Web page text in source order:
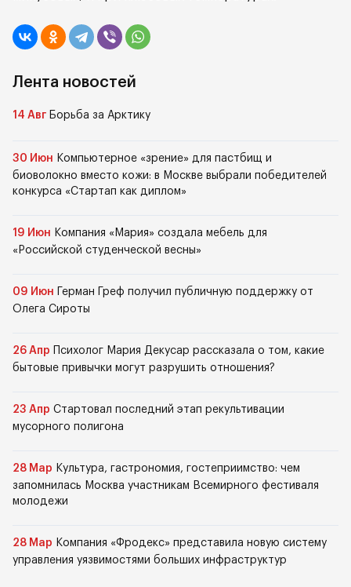
Лента новостей
14 Авг Борьба за Арктику
30 Июн Компьютерное «зрение» для пастбищ и
биоволокно вместо кожи: в Москве выбрали победителей
конкурса «Стартап как диплом»
19 Июн Компания «Мария» создала мебель для
«Российской студенческой весны»
09 Июн
Герман Греф получил публичную поддержку от
Олега Сироты
26 Апр
Психолог Мария Декусар рассказала о том, какие
бытовые привычки могут разрушить отношения?
23 Апр Стартовал последний этап рекультивации
мусорного полигона
28 Мар Культура, гастрономия, гостеприимство: чем
запомнилась Москва участникам Всемирного фестиваля
молодежи
28 Мар Компания «Фродекс» представила новую систему
управления уязвимостями больших инфраструктур